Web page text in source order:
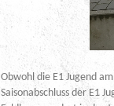
Obwohl die E1 Jugend
Saisonabschluss der E1